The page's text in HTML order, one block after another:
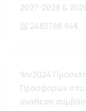
2027-2028 &
2483788.94€
9η/2024
Προσφορών στο
ανάθεση